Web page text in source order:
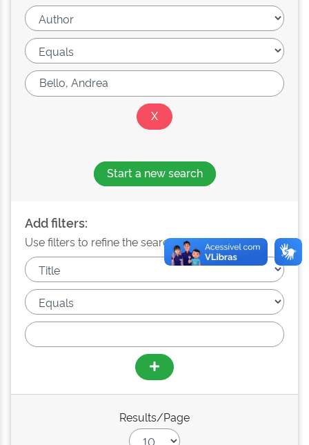
Start a new search
Add filters:
Use filters to refine the search results.
Results/Page